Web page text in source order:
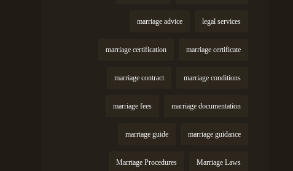
legal services
marriage advice
marriage certificate
marriage certification
marriage conditions
marriage contract
marriage documentation
marriage fees
marriage guidance
marriage guide
Marriage Laws
Marriage Procedures